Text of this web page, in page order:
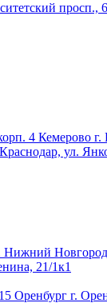
просп.,
4 Кемерово г.
ул.
Нижний
21/1к1
Оренбург г.